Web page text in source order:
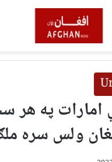
امارات په هر
ولس سره